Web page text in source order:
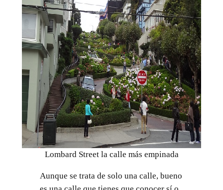
Lombard Street la calle más empinada
Aunque se trata de solo una calle, bueno